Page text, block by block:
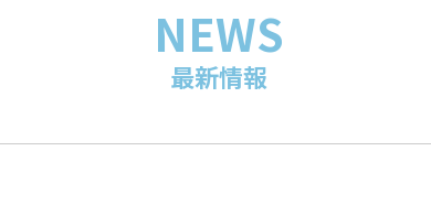
NEWS
最新情報